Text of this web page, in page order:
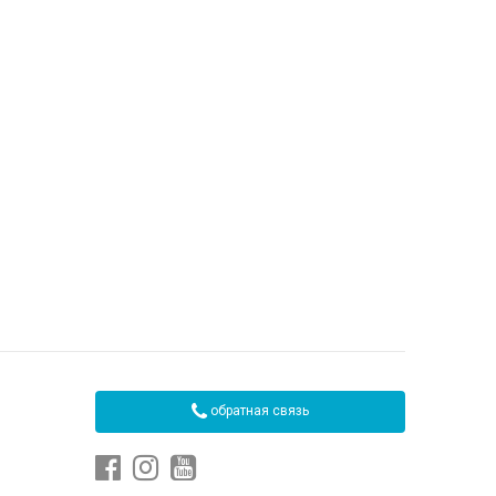
обратная связь